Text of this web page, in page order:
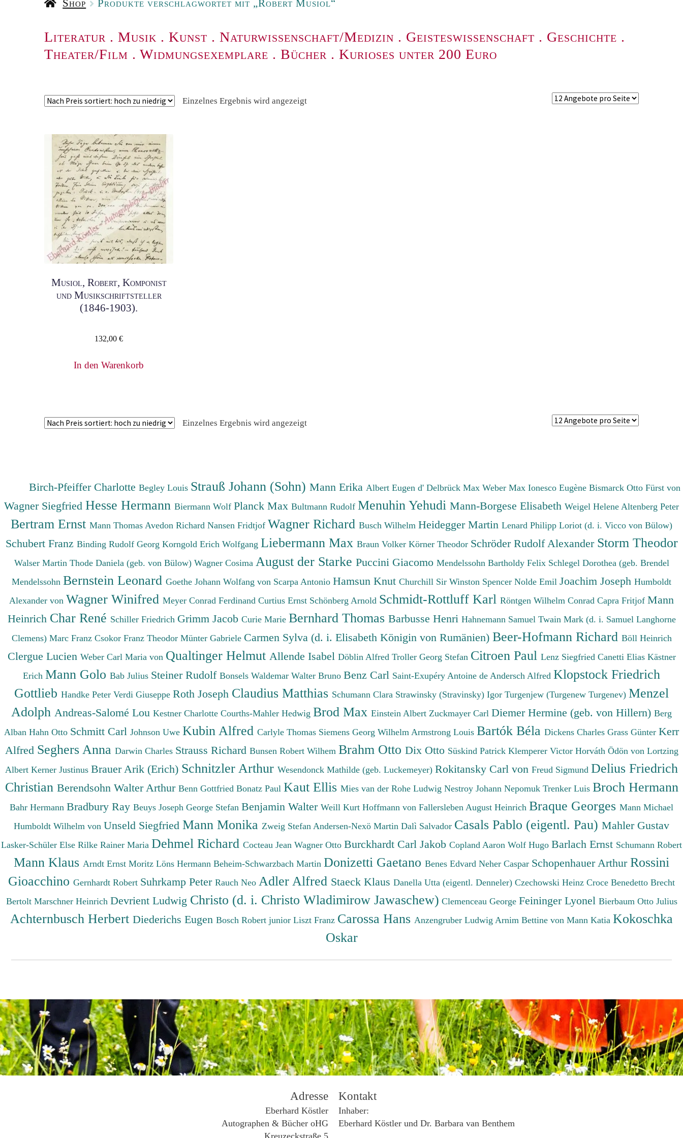
Shop Produkte verschlagwortet mit „Robert Musiol“
Literatur . Musik . Kunst . Naturwissenschaft/Medizin . Geisteswissenschaft . Geschichte .
Theater/Film . Widmungsexemplare . Bücher . Kurioses unter 200 Euro
Einzelnes Ergebnis wird angezeigt
Musiol, Robert, Komponist
und Musikschriftsteller
(1846-1903).
132,00€
In den Warenkorb
Einzelnes Ergebnis wird angezeigt
Birch-Pfeiffer CharlotteBegley Louis Strauß Johann (Sohn)Mann Erika Albert Eugen d'Delbrück MaxWeber MaxIonesco EugèneBismarck Otto Fürst von
Wagner Siegfried Hesse Hermann Biermann Wolf Planck Max Bultmann Rudolf Menuhin Yehudi Mann-Borgese Elisabeth Weigel Helene Altenberg Peter
Bertram Ernst Mann Thomas Avedon Richard Nansen Fridtjof Wagner Richard Busch Wilhelm Heidegger Martin Lenard Philipp Loriot (d. i. Vicco von Bülow)
Schubert Franz Binding Rudolf Georg Korngold Erich Wolfgang Liebermann Max Braun Volker Körner Theodor Schröder Rudolf Alexander Storm Theodor
Walser Martin Thode Daniela (geb. von Bülow) Wagner Cosima August der Starke Puccini Giacomo Mendelssohn Bartholdy Felix Schlegel Dorothea (geb. Brendel
Mendelssohn Bernstein Leonard Goethe Johann Wolfang von Scarpa Antonio Hamsun Knut Churchill Sir Winston Spencer Nolde Emil Joachim Joseph Humboldt
Alexander von Wagner Winifred Meyer Conrad Ferdinand Curtius Ernst Schönberg Arnold Schmidt-Rottluff Karl Röntgen Wilhelm Conrad Capra Fritjof Mann
Heinrich Char René Schiller Friedrich Grimm Jacob Curie Marie Bernhard Thomas Barbusse Henri Hahnemann Samuel Twain Mark (d. i. Samuel Langhorne
Clemens) Marc Franz Csokor Franz Theodor Münter Gabriele Carmen Sylva (d. i. Elisabeth Königin von Rumänien) Beer-Hofmann Richard Böll Heinrich
Clergue Lucien Weber Carl Maria von Qualtinger Helmut Allende Isabel Döblin Alfred Troller Georg Stefan Citroen Paul Lenz Siegfried Canetti Elias Kästner
Erich Mann Golo Bab Julius Steiner Rudolf Bonsels Waldemar Walter Bruno Benz Carl Saint-Exupéry Antoine de Andersch Alfred Klopstock Friedrich
Gottlieb Handke Peter Verdi Giuseppe Roth Joseph Claudius Matthias Schumann Clara Strawinsky (Stravinsky) Igor Turgenjew (Turgenew Turgenev) Menzel
Adolph Andreas-Salomé Lou Kestner Charlotte Courths-Mahler Hedwig Brod Max Einstein Albert Zuckmayer Carl Diemer Hermine (geb. von Hillern) Berg
Alban Hahn Otto Schmitt Carl Johnson Uwe Kubin Alfred Carlyle Thomas Siemens Georg Wilhelm Armstrong Louis Bartók Béla Dickens Charles Grass Günter Kerr
Alfred Seghers Anna Darwin Charles Strauss Richard Bunsen Robert Wilhem Brahm Otto Dix Otto Süskind Patrick Klemperer Victor Horváth Ödön von Lortzing
Albert Kerner Justinus Brauer Arik (Erich) Schnitzler Arthur Wesendonck Mathilde (geb. Luckemeyer) Rokitansky Carl von Freud Sigmund Delius Friedrich
Christian Berendsohn Walter Arthur Benn Gottfried Bonatz Paul Kaut Ellis Mies van der Rohe Ludwig Nestroy Johann Nepomuk Trenker Luis Broch Hermann
Bahr Hermann Bradbury Ray Beuys Joseph George Stefan Benjamin Walter Weill Kurt Hoffmann von Fallersleben August Heinrich Braque Georges Mann Michael
Humboldt Wilhelm von Unseld Siegfried Mann Monika Zweig Stefan Andersen-Nexö Martin Dalì Salvador Casals Pablo (eigentl. Pau) Mahler Gustav
Lasker-Schüler Else Rilke Rainer Maria Dehmel Richard Cocteau Jean Wagner Otto Burckhardt Carl Jakob Copland Aaron Wolf Hugo Barlach Ernst Schumann Robert
Mann Klaus Arndt Ernst Moritz Löns Hermann Beheim-Schwarzbach Martin Donizetti Gaetano Benes Edvard Neher Caspar Schopenhauer Arthur Rossini
Gioacchino Gernhardt Robert Suhrkamp Peter Rauch Neo Adler Alfred Staeck Klaus Danella Utta (eigentl. Denneler) Czechowski Heinz Croce Benedetto Brecht
Bertolt Marschner Heinrich Devrient Ludwig Christo (d. i. Christo Wladimirow Jawaschew) Clemenceau George Feininger Lyonel Bierbaum Otto Julius
Achternbusch Herbert Diederichs Eugen Bosch Robert junior Liszt Franz Carossa Hans Anzengruber Ludwig Arnim Bettine von Mann Katia Kokoschka
Oskar
Adresse
Eberhard Köstler
Autographen & Bücher oHG
Kontakt
Inhaber:
Eberhard Köstler und Dr. Barbara van Benthem